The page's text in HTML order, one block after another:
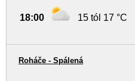
18:00 15 tól 17 °C
Roháče - Spálená